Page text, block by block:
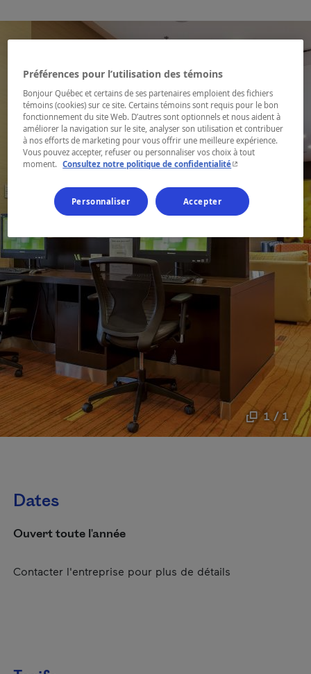
1 / 1
Dates
Ouvert toute l'année
Contacter l'entreprise pour plus de détails
Préférences pour l’utilisation des témoins
Bonjour Québec et certains de ses partenaires emploient des fichiers
témoins (cookies) sur ce site. Certains témoins sont requis pour le bon
fonctionnement du site Web. D’autres sont optionnels et nous aident à
améliorer la navigation sur le site, analyser son utilisation et contribuer
à nos efforts de marketing pour vous offrir une meilleure expérience.
Vous pouvez accepter, refuser ou personnaliser vos choix à tout
moment. Consultez notre politique de confidentialité- Cet hyperlien
Personnaliser Accepter